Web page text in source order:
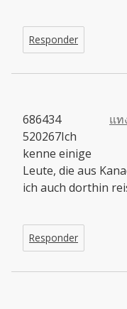
Responder
แท
686434
520267Ich
kenne einige
Leute, die aus
ich auch dorthin
Responder